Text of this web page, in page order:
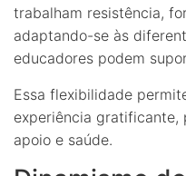
trabalham resistência,
adaptando-se às
educadores podem
Essa flexibilidade
experiência gratificante,
apoio e saúde.